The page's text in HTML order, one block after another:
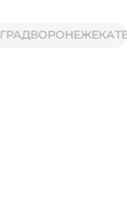
ВОРОНЕЖ